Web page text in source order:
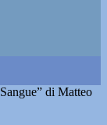
di Matteo